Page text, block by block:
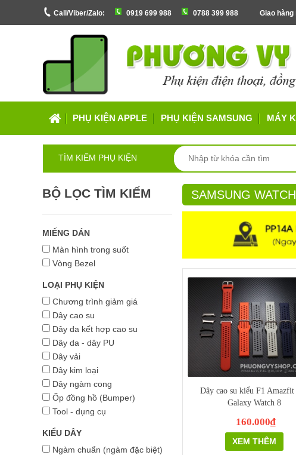
Call/Viber/Zalo: 0919 699 988 0788 399 988 Giao
PHỤ KIỆN APPLE PHỤ KIỆN SAMSUNG MÁY
TÌM KIẾM PHỤ KIỆN
BỘ LỌC TÌM KIẾM
MIẾNG DÁN
Màn hình trong suốt
Vòng Bezel
LOẠI PHỤ KIỆN
Chương trình giảm giá
Dây cao su
Dây da kết hợp cao su
Dây da - dây PU
Dây vải
Dây kim loại
Dây ngàm cong
Ốp đồng hồ (Bumper)
Tool - dụng cụ
KIỂU DÂY
Ngàm chuẩn (ngàm đặc biệt)
SAMSUNG WATCH
Dây cao su kiểu F1 Amazfit
Galaxy Watch 8
160.000₫
XEM THÊM